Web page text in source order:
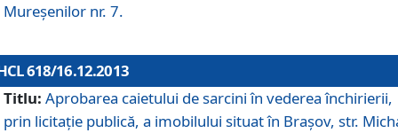
Mureşenilor nr. 7.
618/16.12.2013
Titlu: Aprobarea caietului de sarcini în vederea închirierii,
prin licitaţie publică, a imobilului situat în Braşov, str.